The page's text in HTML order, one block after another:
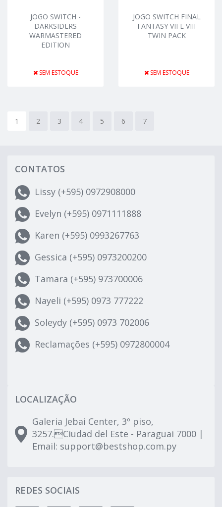
JOGO SWITCH -
DARKSIDERS
WARMASTERED
EDITION
SEM ESTOQUE
JOGO SWITCH FINAL
FANTASY VII E VIII
TWIN PACK
SEM ESTOQUE
1 2 3 4 5 6 7
CONTATOS
Lissy (+595) 0972908000
Evelyn (+595) 0971111888
Karen (+595) 0993267763
Gessica (+595) 0973200200
Tamara (+595) 973700006
Nayeli (+595) 0973 777222
Soleydy (+595) 0973 702006
Reclamações (+595) 0972800004
LOCALIZAÇÃO
Galeria Jebai Center, 3º piso,
3257.Ciudad del Este - Paraguai 7000 |
Email: support@bestshop.com.py
REDES SOCIAIS